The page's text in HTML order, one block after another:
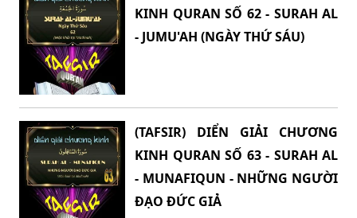
KINH QURAN SỐ 62 - SURAH AL
- JUMU'AH (NGÀY THỨ SÁU)
(TAFSIR) DIỂN GIẢI CHƯƠNG
KINH QURAN SỐ 63 - SURAH AL
- MUNAFIQUN - NHỮNG NGƯỜI
ĐẠO ĐỨC GIẢ